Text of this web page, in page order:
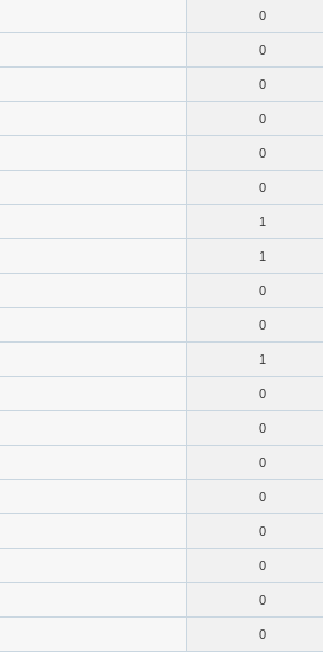
0
0
0
0
0
0
1
1
0
0
1
0
0
0
0
0
0
0
0